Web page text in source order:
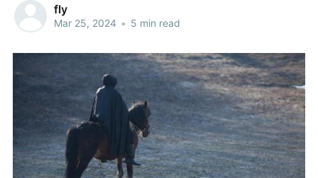
fly
Mar 25, 2024 • 5 min read